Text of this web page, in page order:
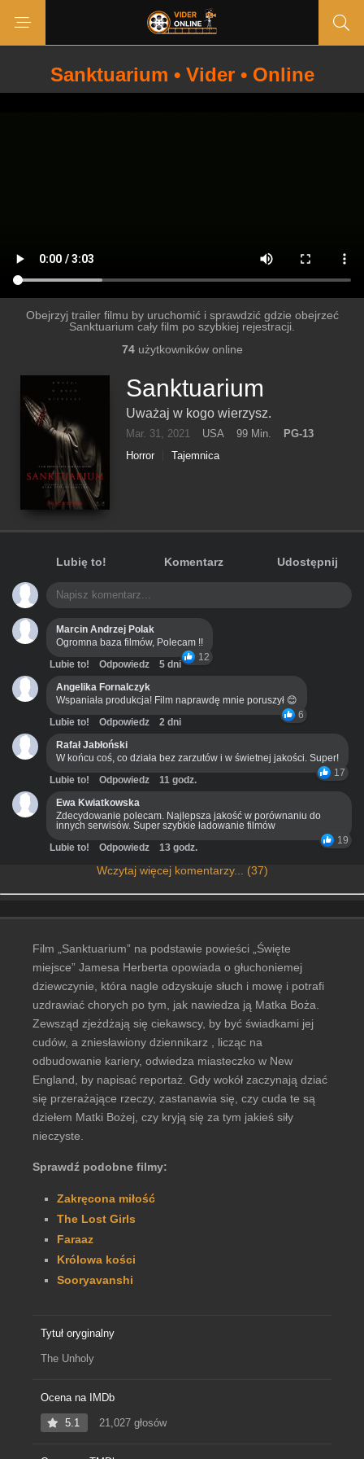
Sanktuarium • Vider • Online
Obejrzyj trailer filmu by uruchomić i sprawdzić gdzie obejrzeć
Sanktuarium cały film po szybkiej rejestracji.
74użytkowników online
Sanktuarium
Uważaj w kogo wierzysz.
Mar. 31, 2021 USA 99 Min.
PG-13
Horror
Tajemnica
Lubię to! Komentarz Udostępnij
Marcin Andrzej Polak
Ogromna baza filmów, Polecam !!
12
Lubie to! Odpowiedz
5 dni
Angelika Fornalczyk
Wspaniała produkcja! Film naprawdę mnie poruszył 😊
6
Lubie to! Odpowiedz
2 dni
Rafał Jabłoński
W końcu coś, co działa bez zarzutów i w świetnej jakości. Super!
17
Lubie to! Odpowiedz
11 godz.
Ewa Kwiatkowska
Zdecydowanie polecam. Najlepsza jakość w porównaniu do
innych serwisów. Super szybkie ładowanie filmów
19
Lubie to! Odpowiedz 13 godz.
Wczytaj więcej komentarzy... (37)
Film „Sanktuarium” na podstawie powieści „Święte
miejsce” Jamesa Herberta opowiada o głuchoniemej
dziewczynie, która nagle odzyskuje słuch i mowę i potrafi
uzdrawiać chorych po tym, jak nawiedza ją Matka Boża.
Zewsząd zjeżdżają się ciekawscy, by być świadkami jej
cudów, a zniesławiony dziennikarz , licząc na
odbudowanie kariery, odwiedza miasteczko w New
England, by napisać reportaż. Gdy wokół zaczynają dziać
się przerażające rzeczy, zastanawia się, czy cuda te są
dziełem Matki Bożej, czy kryją się za tym jakieś siły
nieczyste.
Sprawdź podobne filmy:
Zakręcona miłość
The Lost Girls
Faraaz
Królowa kości
Sooryavanshi
Tytuł oryginalny
The Unholy
Ocena na IMDb
5.1 21,027 głosów